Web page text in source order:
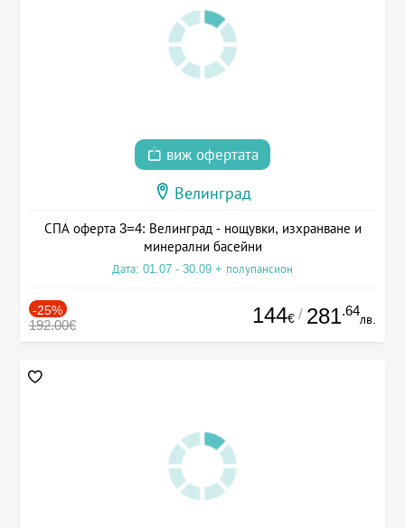
виж офертата
Велинград
СПА оферта 3=4: Велинград - нощувки, изхранване и
минерални басейни
Дата: 01.07 - 30.09 + полупансион
-25%
192.00€ 144€ / 281.64
лв.